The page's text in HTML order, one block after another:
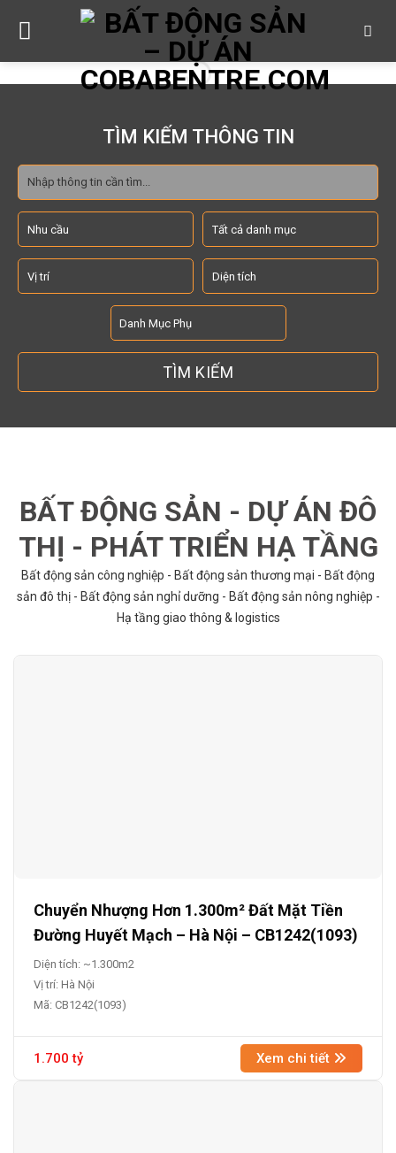
TÌM KIẾM THÔNG TIN
BẤT ĐỘNG SẢN - DỰ ÁN ĐÔ
THỊ - PHÁT TRIỂN HẠ TẦNG
Bất động sản công nghiệp - Bất động sản thương mại - Bất động
sản đô thị - Bất động sản nghỉ dưỡng - Bất động sản nông nghiệp -
Hạ tầng giao thông & logistics
Chuyển Nhượng Hơn 1.300m² Đất Mặt Tiền
Đường Huyết Mạch – Hà Nội – CB1242(1093)
Diện tích: ~1.300m2
Vị trí: Hà Nội
Mã: CB1242(1093)
1.700 tỷ Xem chi tiết